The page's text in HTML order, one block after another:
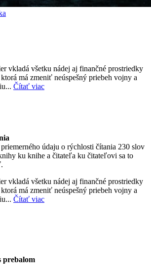
vkladá všetku nádej aj finančné prostriedky
má zmeniť neúspešný priebeh vojny a
Čítať viac
údaju o rýchlosti čítania 230 slov
ku knihe a čitateľa ku čitateľovi sa to
vkladá všetku nádej aj finančné prostriedky
má zmeniť neúspešný priebeh vojny a
Čítať viac
prebalom